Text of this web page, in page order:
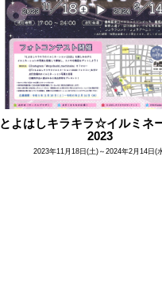
とよはしキラキラ☆イルミネ
2023
2023年11月18日(土)～2024年2月14日(